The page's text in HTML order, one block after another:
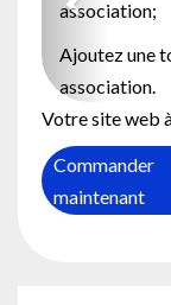
association;
Ajoutez une
association.
Votre site web
Commander
maintenant